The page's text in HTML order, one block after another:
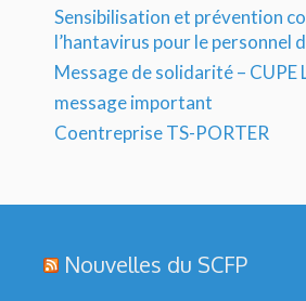
Sensibilisation et prévention
l’hantavirus pour le personnel
Message de solidarité – CUPE
message important
Coentreprise TS-PORTER
Nouvelles du SCFP